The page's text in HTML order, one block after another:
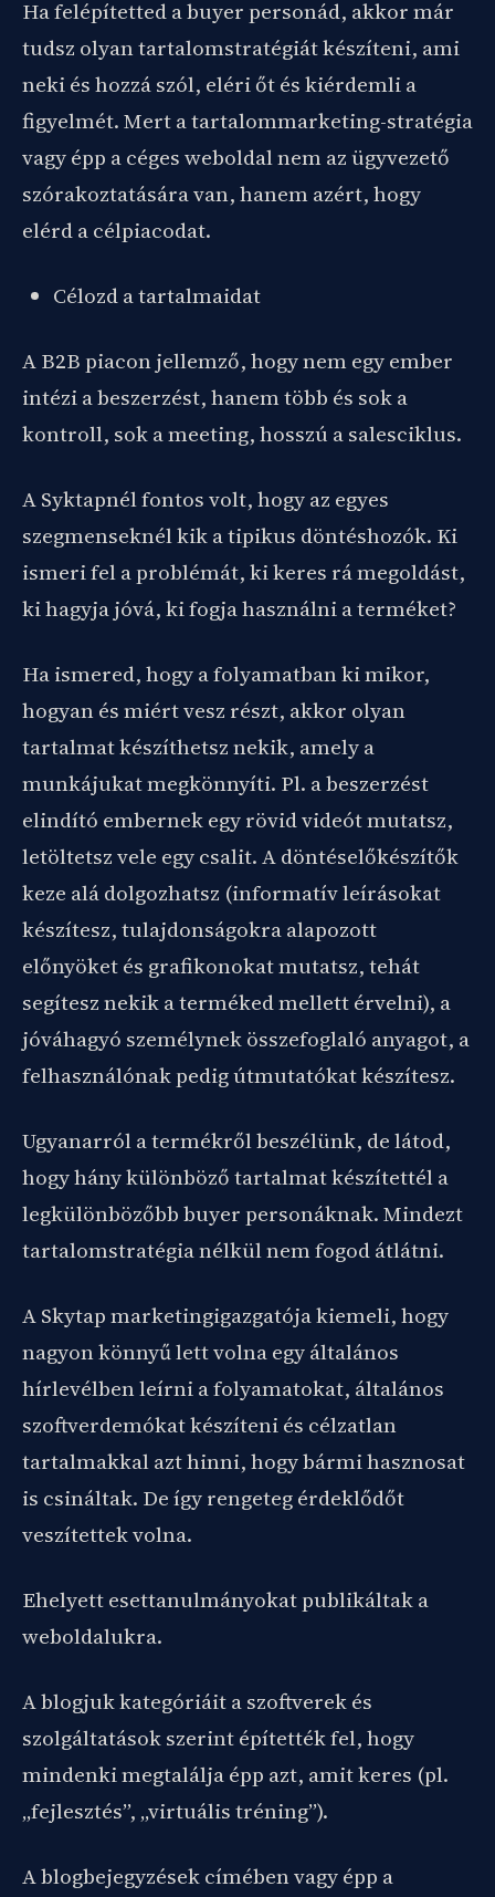
Ha felépítetted a buyer personád, akkor már
tudsz olyan tartalomstratégiát készíteni, ami
neki és hozzá szól, eléri őt és kiérdemli a
figyelmét. Mert a tartalommarketing-stratégia
vagy épp a céges weboldal nem az ügyvezető
szórakoztatására van, hanem azért, hogy
elérd a célpiacodat.
Célozd a tartalmaidat
A B2B piacon jellemző, hogy nem egy ember
intézi a beszerzést, hanem több és sok a
kontroll, sok a meeting, hosszú a salesciklus.
A Syktapnél fontos volt, hogy az egyes
szegmenseknél kik a tipikus döntéshozók. Ki
ismeri fel a problémát, ki keres rá megoldást,
ki hagyja jóvá, ki fogja használni a terméket?
Ha ismered, hogy a folyamatban ki mikor,
hogyan és miért vesz részt, akkor olyan
tartalmat készíthetsz nekik, amely a
munkájukat megkönnyíti. Pl. a beszerzést
elindító embernek egy rövid videót mutatsz,
letöltetsz vele egy csalit. A döntéselőkészítők
keze alá dolgozhatsz (informatív leírásokat
készítesz, tulajdonságokra alapozott
előnyöket és grafikonokat mutatsz, tehát
segítesz nekik a terméked mellett érvelni), a
jóváhagyó személynek összefoglaló anyagot, a
felhasználónak pedig útmutatókat készítesz.
Ugyanarról a termékről beszélünk, de látod,
hogy hány különböző tartalmat készítettél a
legkülönbözőbb buyer personáknak. Mindezt
tartalomstratégia nélkül nem fogod átlátni.
A Skytap marketingigazgatója kiemeli, hogy
nagyon könnyű lett volna egy általános
hírlevélben leírni a folyamatokat, általános
szoftverdemókat készíteni és célzatlan
tartalmakkal azt hinni, hogy bármi hasznosat
is csináltak. De így rengeteg érdeklődőt
veszítettek volna.
Ehelyett esettanulmányokat publikáltak a
weboldalukra.
A blogjuk kategóriáit a szoftverek és
szolgáltatások szerint építették fel, hogy
mindenki megtalálja épp azt, amit keres (pl.
„fejlesztés”, „virtuális tréning”).
A blogbejegyzések címében vagy épp a